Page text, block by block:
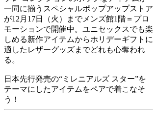
一同に揃うスペシャルポップアップストア
が12月17日（火）までメンズ館1階＝プロ
モーションで開催中。ユニセックスでも楽
しめる新作アイテムからホリデーギフトに
適したレザーグッズまでどれも心奪われ
る。
日本先行発売の“ミレニアルズ スター”を
テーマにしたアイテムをペアで着こなそ
う！